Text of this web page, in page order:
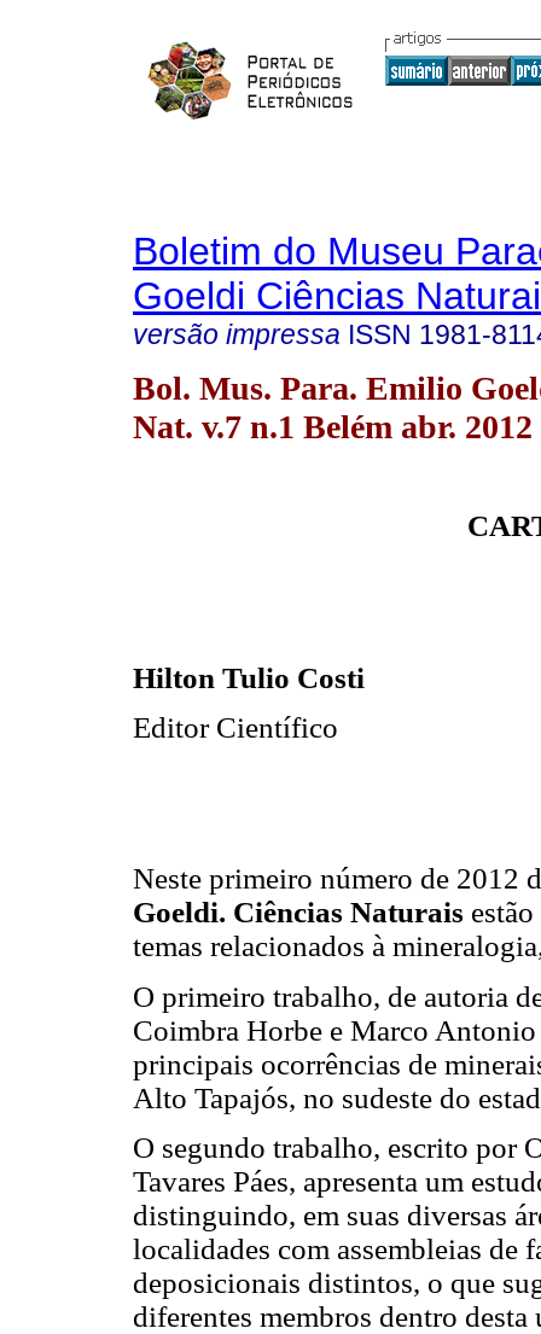
Boletim do Museu
Goeldi Ciências
versão impressa ISSN 1981-
Bol. Mus. Para. Emilio
Nat. v.7 n.1 Belém abr. 2012
Hilton Tulio Costi
Editor Científico
Neste primeiro número de 2012
Goeldi. Ciências Naturais
temas relacionados à
O primeiro trabalho, de autoria
Coimbra Horbe e Marco
principais ocorrências de
Alto Tapajós, no sudeste do
O segundo trabalho, escrito por
Tavares Páes, apresenta um
distinguindo, em suas diversas
localidades com assembleias de
deposicionais distintos, o que
diferentes membros dentro